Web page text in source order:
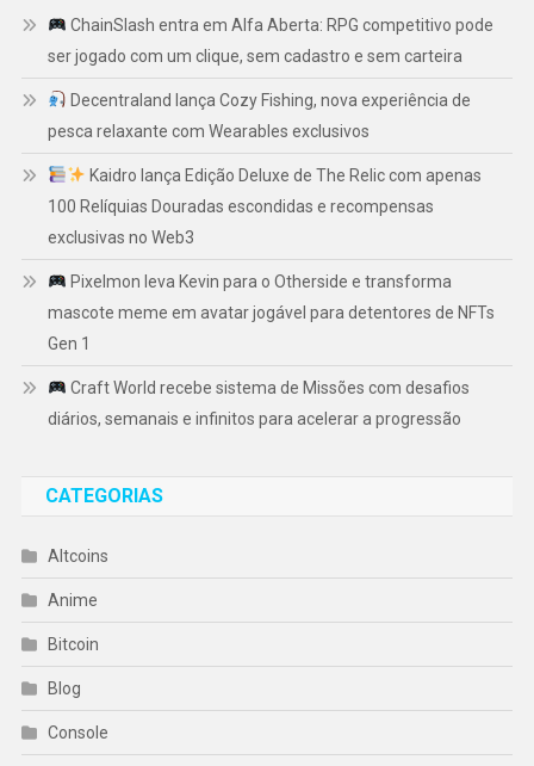
ChainSlash entra em Alfa Aberta: RPG competitivo pode
ser jogado com um clique, sem cadastro e sem carteira
Decentraland lança Cozy Fishing, nova experiência de
pesca relaxante com Wearables exclusivos
Kaidro lança Edição Deluxe de The Relic com apenas
100 Relíquias Douradas escondidas e recompensas
exclusivas no Web3
Pixelmon leva Kevin para o Otherside e transforma
mascote meme em avatar jogável para detentores de NFTs
Gen 1
Craft World recebe sistema de Missões com desafios
diários, semanais e infinitos para acelerar a progressão
CATEGORIAS
Altcoins
Anime
Bitcoin
Blog
Console